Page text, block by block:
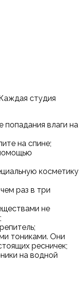
студия
попадания влаги на
на спине;
косметику
раз в три
не
тониками. Они
ресничек;
на водной